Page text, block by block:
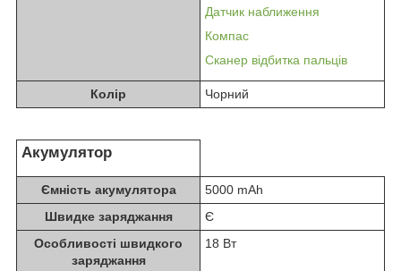
Датчик наближення
Компас
Сканер відбитка пальців
Колір Чорний
Акумулятор
Ємність акумулятора
5000 mAh
Швидке заряджання
Є
Особливості швидкого
заряджання
18 Вт